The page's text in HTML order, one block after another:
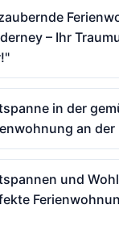
– Ihr
in der
an
und